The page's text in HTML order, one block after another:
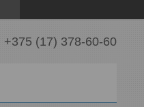
+375 (17) 378-60-60